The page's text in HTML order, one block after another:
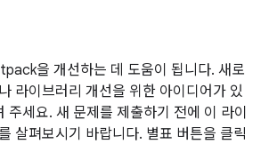
을 개선하는 데 도움이 됩니다. 새로
라이브러리 개선을 위한 아이디어가 있
세요. 새 문제를 제출하기 전에 이 라이
살펴보시기 바랍니다. 별표 버튼을 클릭